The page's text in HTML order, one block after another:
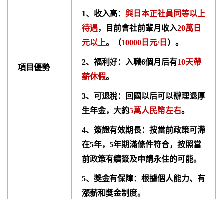
項目優勢
1、收入高： 與日本正社員同等以上
待遇，目前會社前輩月收入20萬日
元以上。（10000日元/日 ）。
2、福利好：入職6個月后有10天帶
薪休假。
3、可退稅：回國以后可以辦理退厚
生年金，大約5萬人民幣左右。
4、簽證有效期長：按當前政策可滯
在5年，5年期滿條件符合，按照當
前政策有續簽及申請永住的可能。
5、獎金有保障：根據個人能力、有
漲薪和獎金制度。